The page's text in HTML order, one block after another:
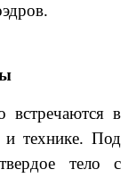
в
технике. Под
тело с